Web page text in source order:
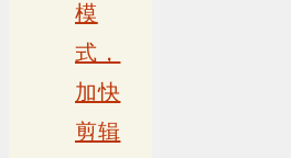
模
式，
加快
剪辑